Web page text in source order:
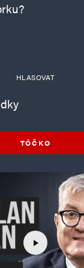
HLASOVAT
TÓČKO